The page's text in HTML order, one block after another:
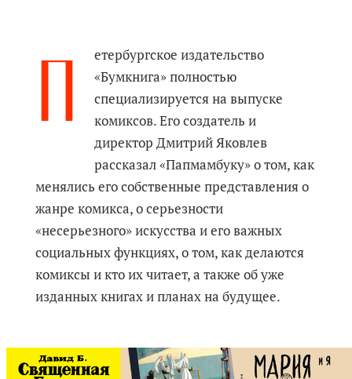
П
етербургское издательство
«Бумкнига» полностью
специализируется на выпуске
комиксов. Его создатель и
директор Дмитрий Яковлев
рассказал «Папмамбуку» о том, как
менялись его собственные представления о
жанре комикса, о серьезности
«несерьезного» искусства и его важных
социальных функциях, о том, как делаются
комиксы и кто их читает, а также об уже
изданных книгах и планах на будущее.